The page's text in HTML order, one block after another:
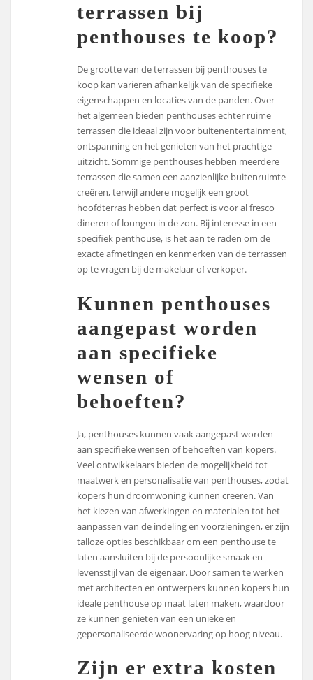
terrassen bij
penthouses te koop?
De grootte van de terrassen bij penthouses te
koop kan variëren afhankelijk van de specifieke
eigenschappen en locaties van de panden. Over
het algemeen bieden penthouses echter ruime
terrassen die ideaal zijn voor buitenentertainment,
ontspanning en het genieten van het prachtige
uitzicht. Sommige penthouses hebben meerdere
terrassen die samen een aanzienlijke buitenruimte
creëren, terwijl andere mogelijk een groot
hoofdterras hebben dat perfect is voor al fresco
dineren of loungen in de zon. Bij interesse in een
specifiek penthouse, is het aan te raden om de
exacte afmetingen en kenmerken van de terrassen
op te vragen bij de makelaar of verkoper.
Kunnen penthouses
aangepast worden
aan specifieke
wensen of
behoeften?
Ja, penthouses kunnen vaak aangepast worden
aan specifieke wensen of behoeften van kopers.
Veel ontwikkelaars bieden de mogelijkheid tot
maatwerk en personalisatie van penthouses, zodat
kopers hun droomwoning kunnen creëren. Van
het kiezen van afwerkingen en materialen tot het
aanpassen van de indeling en voorzieningen, er zijn
talloze opties beschikbaar om een penthouse te
laten aansluiten bij de persoonlijke smaak en
levensstijl van de eigenaar. Door samen te werken
met architecten en ontwerpers kunnen kopers hun
ideale penthouse op maat laten maken, waardoor
ze kunnen genieten van een unieke en
gepersonaliseerde woonervaring op hoog niveau.
Zijn er extra kosten